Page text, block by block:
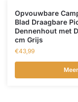
Opvouwbare
Blad Draagbare
Dennenhout met
cm Grijs
€43,99